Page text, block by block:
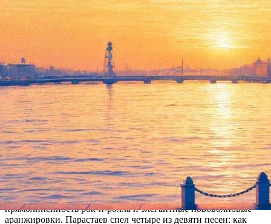
19 апреля 2019,
Герои советского нью-вейва — московская группа «Альянс»
— опубликовалиновый альбомпод названием «Хочу
летать!». Запись вышла в цифровом виде и доступна на
стриминг-сервисах, а также в официальном паблике группы.
В 1988 году клавишник «Альянса» Олег Парастаев,
воспротивившийся желанию вокалиста Игоря Журавлёва
сделать звучание группы более роковым, покинул коллег.
Спустя более чем полвека творческий конфликт кажется
исчерпанным. Новый альбом органично объединяет
прямолинейность рок-н-ролла и элегантные нововолновые
аранжировки. Парастаев спел четыре из девяти песен: как